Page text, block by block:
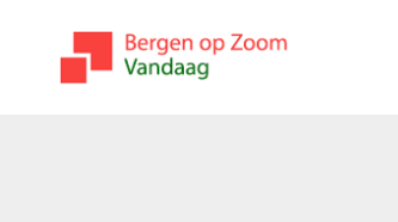
bergenopzoomvandaag.nl